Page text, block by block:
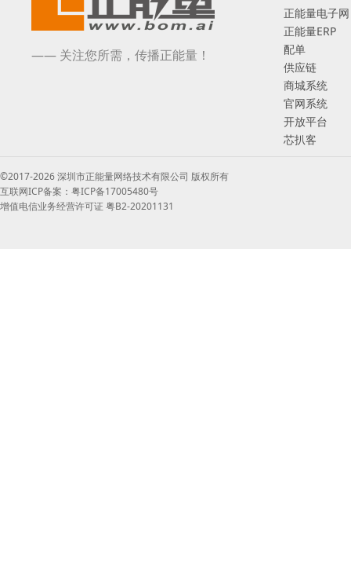
—— 关注您所需，传播正能量！
正能量电子网
正能量ERP
配单
供应链
商城系统
官网系统
开放平台
芯扒客
©2017-2026 深圳市正能量网络技术有限公司 版权所有
互联网ICP备案：粤ICP备17005480号
增值电信业务经营许可证 粤B2-20201131